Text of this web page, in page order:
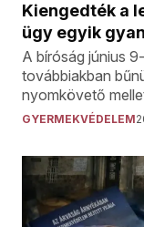
Kiengedték a
ügy egyik
A bíróság június
továbbiakban
nyomkövető
GYERMEKVÉDELEM